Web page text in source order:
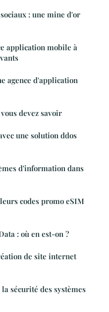
: une mine d'or
application mobile à
agence d'application
devez savoir
une solution ddos
d'information dans
codes promo eSIM
: où en est-on ?
de site internet
sécurité des systèmes